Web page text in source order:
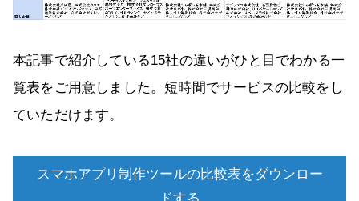
本記事で紹介している15社の違いがひと目でわかる一
覧表をご用意しました。短時間でサービスの比較をし
ていただけます。
スマホアプリ制作ツールの比較表をダウンロー